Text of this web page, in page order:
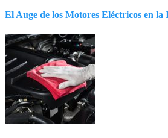
El Auge de los Motores Eléctricos en